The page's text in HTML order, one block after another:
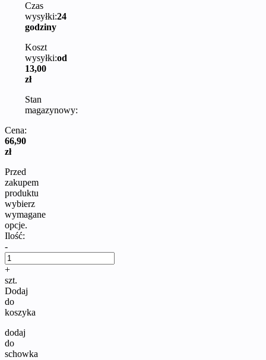
Czas
wysyłki:24
godziny
Koszt
wysyłki:od
13,00
zł
Stan
magazynowy:
Cena:
66,90
zł
Przed
zakupem
produktu
wybierz
wymagane
opcje.
Ilość:
-
+
szt.
Dodaj
do
koszyka
dodaj
do
schowka